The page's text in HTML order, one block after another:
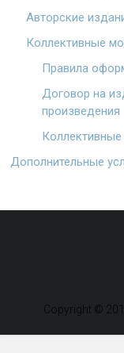
Авторские
Коллективные
Правила
Договор на
произведения
Дополнительные
Copyright ©